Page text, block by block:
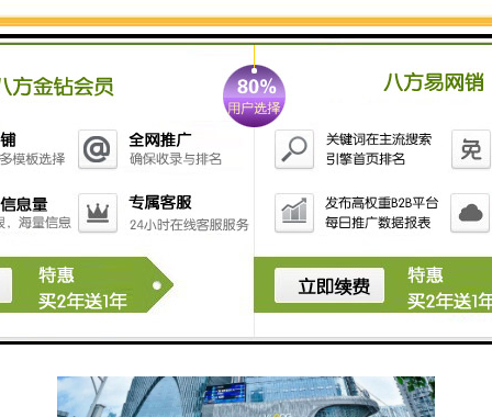
【层高】约4.2m
【净高】：约2.8m【车位】：约2,072个
【电梯】：32部三菱进口电梯
【物业管理】京基物业管理有限公司
【管理费】23元/㎡/月